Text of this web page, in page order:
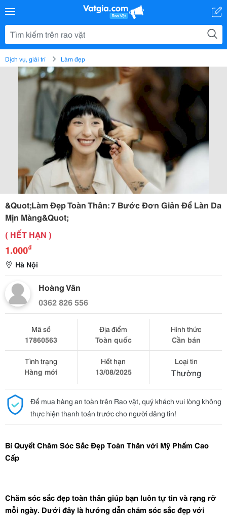
Dịch vụ, giải trí Làm đẹp
&Quot;Làm Đẹp Toàn Thân: 7 Bước Đơn Giản Để Làn Da
Mịn Màng&Quot;
( HẾT HẠN )
1.000₫
Hà Nội
Hoàng Vân
0362 826 556
Mã số
17860563
Địa điểm
Toàn quốc
Hình thức
Cần bán
Tình trạng
Hàng mới
Hết hạn
13/08/2025
Loại tin
Thường
Để mua hàng an toàn trên Rao vặt, quý khách vui lòng không
thực hiện thanh toán trước cho người đăng tin!
Bí Quyết Chăm Sóc Sắc Đẹp Toàn Thân với Mỹ Phẩm Cao
Cấp
Chăm sóc sắc đẹp toàn thân giúp bạn luôn tự tin và rạng rỡ
mỗi ngày. Dưới đây là hướng dẫn chăm sóc sắc đẹp với